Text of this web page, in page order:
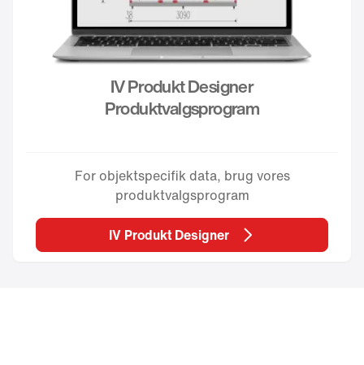
IV Produkt Designer
Produktvalgsprogram
For objektspecifik data, brug vores
produktvalgsprogram
IV Produkt Designer